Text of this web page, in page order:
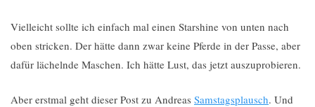
Vielleicht sollte ich einfach mal einen Starshine von unten nach
oben stricken. Der hätte dann zwar keine Pferde in der Passe, aber
dafür lächelnde Maschen. Ich hätte Lust, das jetzt auszuprobieren.
Aber erstmal geht dieser Post zu Andreas Samstagsplausch. Und